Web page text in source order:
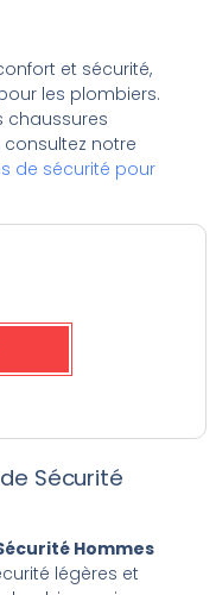
et sécurité,
les plombiers.
chaussures
consultez notre
de sécurité pour
Sécurité
Hommes
légères et